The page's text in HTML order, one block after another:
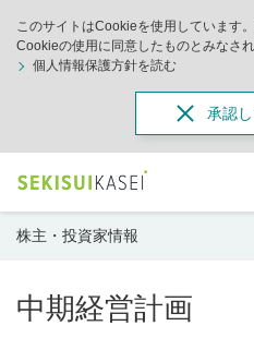
このサイトはCookieを使用しています
Cookieの使用に同意したものとみなされ
個人情報保護方針を読む
承認
株主・投資家情報
中期経営計画